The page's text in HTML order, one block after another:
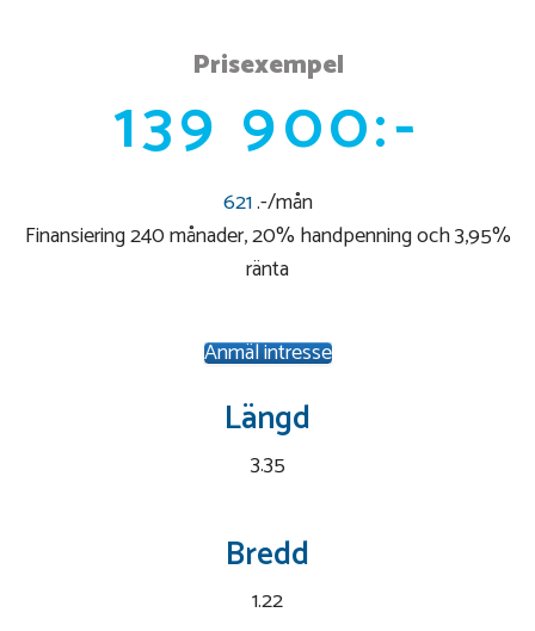
Prisexempel
139 900:-
621.-/mån
Finansiering 240 månader, 20% handpenning och 3,95%
ränta
Anmäl intresse
Längd
3.35
Bredd
1.22